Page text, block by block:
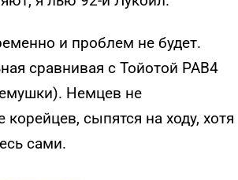
и проблем не будет.
сравнивая с Тойотой РАВ4
Немцев не
сыпятся на ходу, хотя
сами.